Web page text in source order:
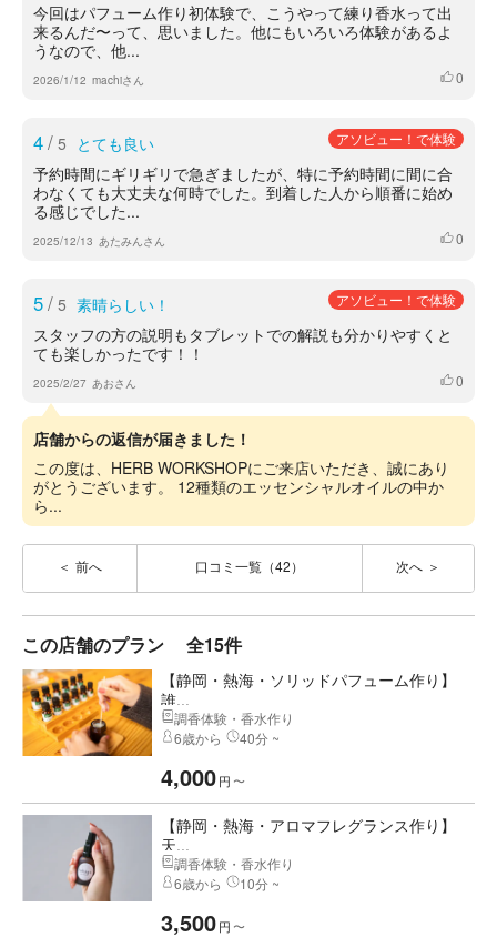
今回はパフューム作り初体験で、こうやって練り香水って出
来るんだ〜って、思いました。他にもいろいろ体験があるよ
うなので、他...
2026/1/12 machiさん いいね
0
4/ 5 とても良い アソビュー！で体験
予約時間にギリギリで急ぎましたが、特に予約時間に間に合
わなくても大丈夫な何時でした。到着した人から順番に始め
る感じでした...
2025/12/13 あたみんさん いいね
0
5/ 5 素晴らしい！ アソビュー！で体験
スタッフの方の説明もタブレットでの解説も分かりやすくと
ても楽しかったです！！
2025/2/27 あおさん いいね
0
店舗からの返信が届きました！
この度は、HERB WORKSHOPにご来店いただき、誠にあり
がとうございます。 12種類のエッセンシャルオイルの中か
ら...
前へ 口コミ一覧（42） 次へ
この店舗のプラン 全15件
【静岡・熱海・ソリッドパフューム作り】
誰...
調香体験・香水作り
6歳から
40分 ~
4,000円 〜
【静岡・熱海・アロマフレグランス作り】
天...
調香体験・香水作り
6歳から
10分 ~
3,500円 〜